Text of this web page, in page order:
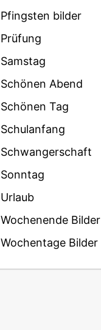
Pfingsten bilder
Prüfung
Samstag
Schönen Abend
Schönen Tag
Schulanfang
Schwangerschaft
Sonntag
Urlaub
Wochenende Bilder
Wochentage Bilder